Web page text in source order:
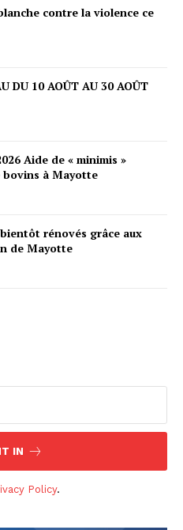
contre la violence ce
DU 10 AOÛT AU 30 AOÛT
Aide de « minimis »
bovins à Mayotte
rénovés grâce aux
de Mayotte
IN
Policy.